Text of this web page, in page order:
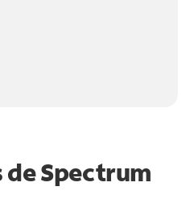
Spectrum